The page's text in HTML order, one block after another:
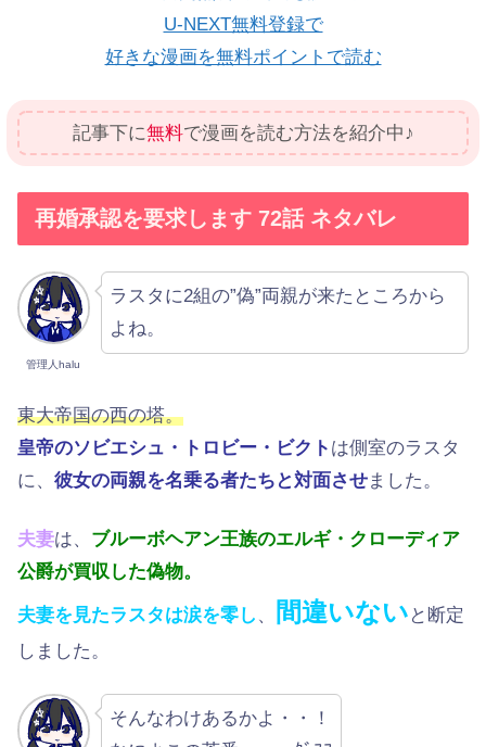
U-NEXT無料登録で
好きな漫画を無料ポイントで読む
記事下に無料で漫画を読む方法を紹介中♪
再婚承認を要求します 72話 ネタバレ
管理人halu
ラスタに2組の”偽”両親が来たところから
よね。
東大帝国の西の塔。
皇帝のソビエシュ・トロビー・ビクト は側室のラスタ
に、 彼女の両親を名乗る者たちと対面させました。
夫妻は、 ブルーボヘアン王族のエルギ・クローディア
公爵が買収した偽物。
夫妻を見たラスタは涙を零し 、 間違いない と断定
しました。
そんなわけあるかよ・・！